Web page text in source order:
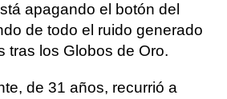
apagando el botón del
de todo el ruido generado
tras los Globos de Oro.
de 31 años, recurrió a